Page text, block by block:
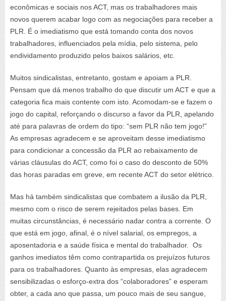
econômicas e sociais nos ACT, mas os trabalhadores mais
novos querem acabar logo com as negociações para receber a
PLR. É o imediatismo que está tomando conta dos novos
trabalhadores, influenciados pela mídia, pelo sistema, pelo
endividamento produzido pelos baixos salários, etc.
Muitos sindicalistas, entretanto, gostam e apoiam a PLR.
Pensam que dá menos trabalho do que discutir um ACT e que a
categoria fica mais contente com isto. Acomodam-se e fazem o
jogo do capital, reforçando o discurso a favor da PLR, apelando
até para palavras de ordem do tipo: “sem PLR não tem jogo!”
As empresas agradecem e se aproveitam desse imediatismo
para condicionar a concessão da PLR ao rebaixamento de
várias cláusulas do ACT, como foi o caso do desconto de 50%
das horas paradas em greve, em recente ACT do setor elétrico.
Mas há também sindicalistas que combatem a ilusão da PLR,
mesmo com o risco de serem rejeitados pelas bases. Em
muitas circunstâncias, é necessário nadar contra a corrente. O
que está em jogo, afinal, é o nível salarial, os empregos, a
aposentadoria e a saúde física e mental do trabalhador. Os
ganhos imediatos têm como contrapartida os prejuízos futuros
para os trabalhadores. Quanto às empresas, elas agradecem
sensibilizadas o esforço-extra dos “colaboradores” e esperam
obter, a cada ano que passa, um pouco mais de seu sangue,